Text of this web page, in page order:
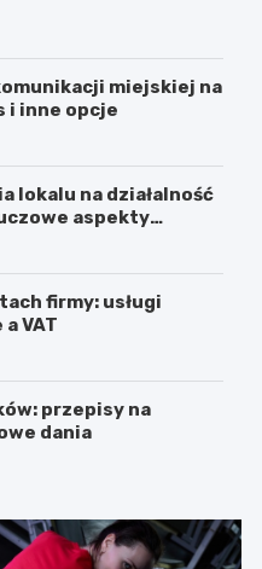
miejskiej na
i inne opcje
lokalu na działalność
aspekty
firmy: usługi
VAT
przepisy na
dania